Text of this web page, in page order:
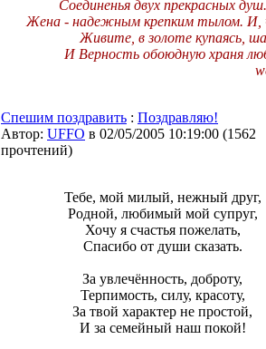
Соединенья двух прекрасных
Жена - надежным крепким тылом. И,
Живите, в золоте купаясь,
И Верность обоюдную храня
Спешим поздравить : Поздравляю!
Автор: UFFO в 02/05/2005 10:19:00 (1562
прочтений)
Тебе, мой милый, нежный друг,
Родной, любимый мой супруг,
Хочу я счастья пожелать,
Спасибо от души сказать.
За увлечённость, доброту,
Терпимость, силу, красоту,
За твой характер не простой,
И за семейный наш покой!